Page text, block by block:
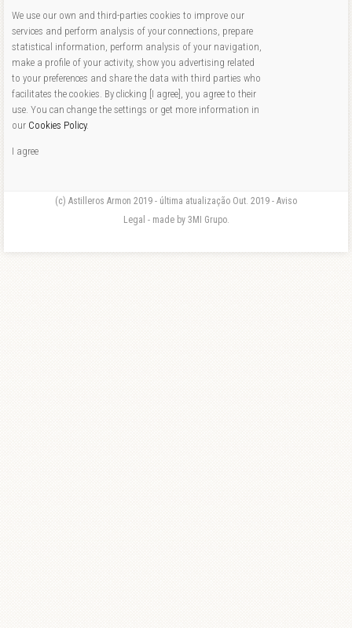
We use our own and third-parties cookies to improve our
services and perform analysis of your connections, prepare
statistical information, perform analysis of your navigation,
make a profile of your activity, show you advertising related
to your preferences and share the data with third parties who
facilitates the cookies. By clicking [I agree], you agree to their
use. You can change the settings or get more information in
our Cookies Policy.
I agree
(c) Astilleros Armon 2019 - última atualização Out. 2019 - Aviso
Legal - made by 3MI Grupo.